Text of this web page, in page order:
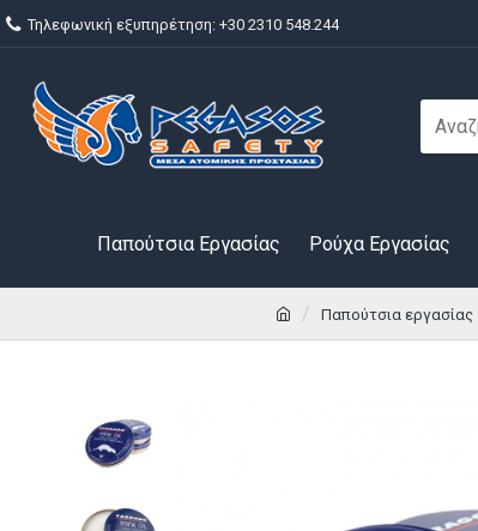
Τηλεφωνική εξυπηρέτηση: +30 2310 548.244
Παπούτσια Εργασίας Ρούχα Εργασίας
Παπούτσια εργασίας